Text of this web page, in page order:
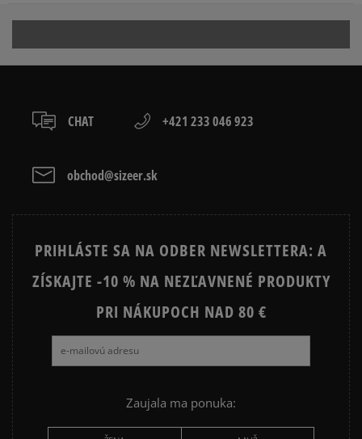
slovenská pošta - na adresu,
osobné prevzatie v predajni.
kartou,
CHAT +421 233 046 923
obchod@sizeer.sk
PRIHLÁSTE SA NA ODBER NEWSLETTERA: A
ZÍSKAJTE -10 % NA NEZĽAVNENÉ PRODUKTY
PRI NÁKUPOCH NAD 80 €
Zaujala ma ponuka: